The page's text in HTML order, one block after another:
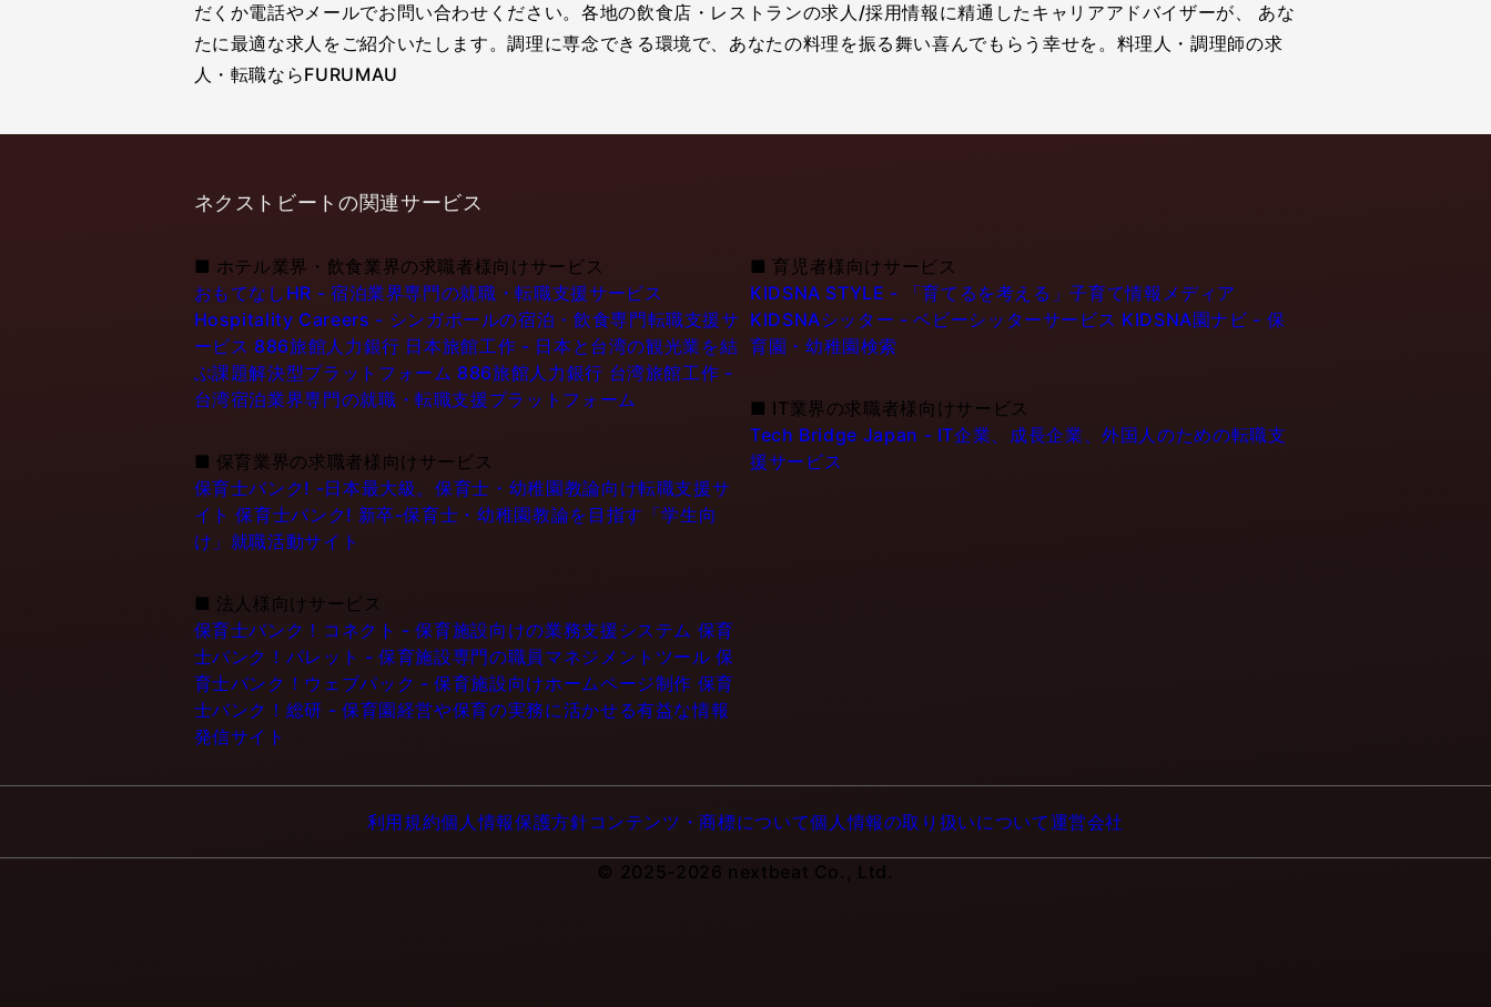
だくか電話やメールでお問い合わせください。各地の飲食店・レストランの求人/採用情報に精通したキャリアアドバイザーが、 あな
たに最適な求人をご紹介いたします。調理に専念できる環境で、あなたの料理を振る舞い喜んでもらう幸せを。料理人・調理師の求
人・転職ならFURUMAU
ネクストビートの関連サービス
■ ホテル業界・飲食業界の求職者様向けサービス
おもてなしHR - 宿泊業界専門の就職・転職支援サービス
Hospitality Careers - シンガポールの宿泊・飲食専門転職支援サ
ービス 886旅館人力銀行 日本旅館工作 - 日本と台湾の観光業を結
ぶ課題解決型プラットフォーム 886旅館人力銀行 台湾旅館工作 -
台湾宿泊業界専門の就職・転職支援プラットフォーム
■ 保育業界の求職者様向けサービス
保育士バンク! -日本最大級。保育士・幼稚園教論向け転職支援サ
イト 保育士バンク! 新卒-保育士・幼稚園教論を目指す「学生向
け」就職活動サイト
■ 法人様向けサービス
保育士バンク！コネクト - 保育施設向けの業務支援システム 保育
士バンク！パレット - 保育施設専門の職員マネジメントツール 保
育士バンク！ウェブパック - 保育施設向けホームページ制作 保育
士バンク！総研 - 保育園経営や保育の実務に活かせる有益な情報
発信サイト
■ 育児者様向けサービス
KIDSNA STYLE - 「育てるを考える」子育て情報メディア
KIDSNAシッター - ベビーシッターサービス KIDSNA園ナビ - 保
育園・幼稚園検索
■ IT業界の求職者様向けサービス
Tech Bridge Japan - IT企業、成長企業、外国人のための転職支
援サービス
利用規約個人情報保護方針コンテンツ・商標について個人情報の取り扱いについて運営会社
© 2025-2026 nextbeat Co., Ltd.